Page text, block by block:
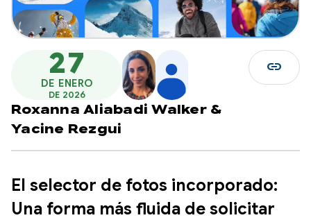
27
DE ENERO
DE 2026
Roxanna Aliabadi Walker &
Yacine Rezgui
link
El selector de fotos incorporado:
Una forma más fluida de solicitar